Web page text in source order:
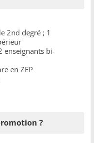
2nd degré ; 1
enseignants bi-
en ZEP
?